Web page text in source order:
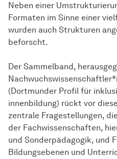
Neben einer
Formaten im Sinne einer
wurden auch Strukturen
beforscht.
Der Sammelband,
(Dortmunder Profil für
innenbildung) rückt vor
zentrale Fragestellungen,
der Fachwissenschaften,
und Sonderpädagogik, und
Bildungsebenen und